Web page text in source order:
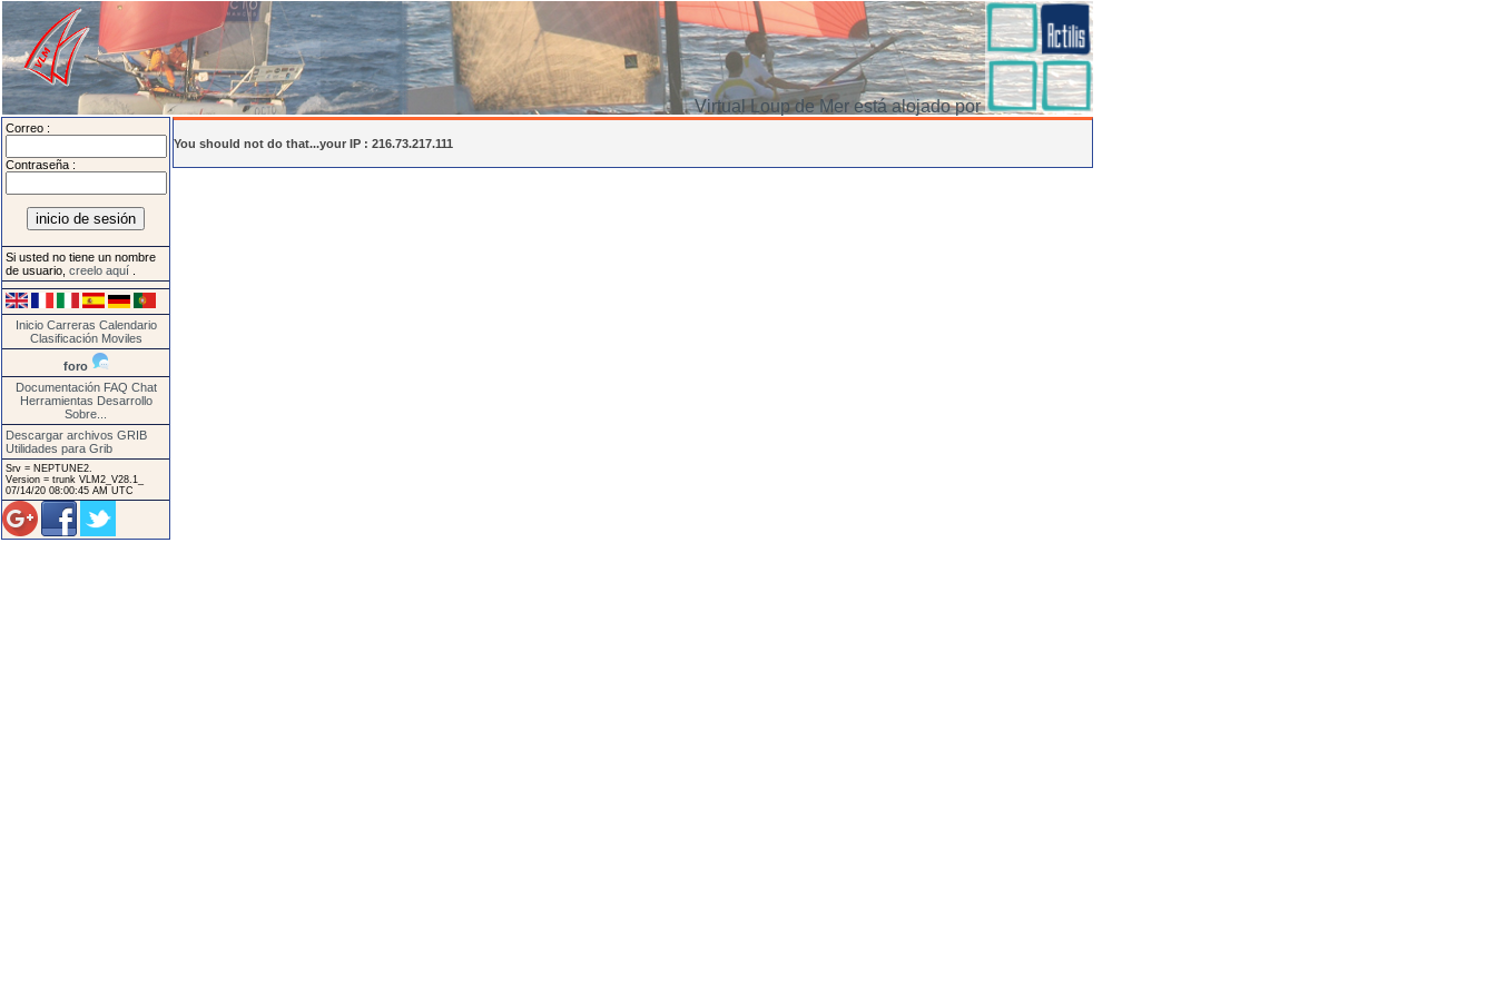
Virtual Loup de Mer está alojado por
Correo :
Contraseña :
Si usted no tiene un nombre
de usuario, creelo aquí
Inicio Carreras Calendario
Clasificación Moviles
foro
Documentación FAQ Chat
Herramientas Desarrollo
Sobre...
Descargar archivos GRIB
Utilidades para Grib
Srv = NEPTUNE2.
Version = trunk VLM2_V28.1_
07/14/20 08:00:45 AM UTC
You should not do that...your IP : 216.73.217.111